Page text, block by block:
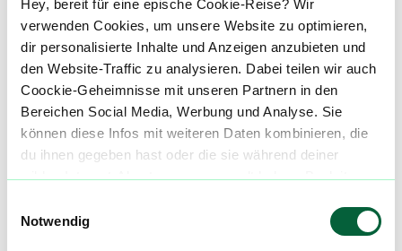
Hey, bereit für eine epische Cookie-Reise? Wir
verwenden Cookies, um unsere Website zu optimieren,
dir personalisierte Inhalte und Anzeigen anzubieten und
den Website-Traffic zu analysieren. Dabei teilen wir auch
Coockie-Geheimnisse mit unseren Partnern in den
Bereichen Social Media, Werbung und Analyse. Sie
können diese Infos mit weiteren Daten kombinieren, die
du ihnen gegeben hast oder die sie während deiner
wilden Internet-Abenteuer gesammelt haben. Begleite
Notwendig
Alle wichtigen Daten und Fakten - täglich
aktualisiert! Hilf uns mit Deinen Kommentaren
und Bewertungen flowzz noch besser zu
machen. Melde dich an, um dir deine
Lieblingsblüten zu merken, rechtzeitig über
Preisreduktionen informiert zu werden und
exklusive Angebote zu erhalten!
Jetzt registrieren